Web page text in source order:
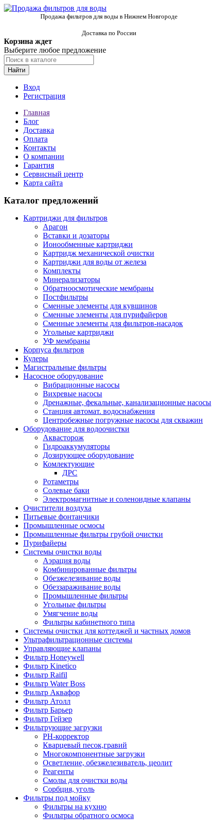
Продажа фильтров для воды в Нижнем Новгороде
Доставка по России
Корзина ждет
Выберите любое предложение
Найти
Вход
Регистрация
Главная
Блог
Доставка
Оплата
Контакты
О компании
Гарантия
Сервисный центр
Карта сайта
Каталог предложений
Картриджи для фильтров
Арагон
Вставки и дозаторы
Ионообменные картриджи
Картридж механической очистки
Картриджи для воды от железа
Комплекты
Минерализаторы
Обратноосмотические мембраны
Постфильтры
Сменные элементы для кувшинов
Сменные элементы для пурифайеров
Сменные элементы для фильтров-насадок
Угольные картриджи
УФ мембраны
Корпуса фильтров
Кулеры
Магистральные фильтры
Насосное оборудование
Вибрационные насосы
Вихревые насосы
Дренажные, фекальные, канализационные насосы
Станция автомат. водоснабжения
Центробежные погружные насосы для скважин
Оборудование для водоочистки
Аквасторож
Гидроаккумуляторы
Дозирующее оборудование
Комлектующие
ДРС
Ротаметры
Солевые баки
Электромагнитные и соленоидные клапаны
Очистители воздуха
Питьевые фонтанчики
Промышленные осмосы
Промышленные фильтры грубой очистки
Пурифайеры
Системы очистки воды
Аэрация воды
Комбинированные фильтры
Обезжелезивание воды
Обеззараживание воды
Промышленные фильтры
Угольные фильтры
Умягчение воды
Фильтры кабинетного типа
Системы очистки для коттеджей и частных домов
Ультрафильтрационные системы
Управляющие клапаны
Фильтр Honeywell
Фильтр Kinetico
Фильтр Raifil
Фильтр Water Boss
Фильтр Аквафор
Фильтр Атолл
Фильтр Барьер
Фильтр Гейзер
Фильтрующие загрузки
PH-корректор
Кварцевый песок,гравий
Многокомпонентные загрузки
Осветление, обезжелезиватель, цеолит
Реагенты
Смолы для очистки воды
Сорбция, уголь
Фильтры под мойку
Фильтры на кухню
Фильтры обратного осмоса